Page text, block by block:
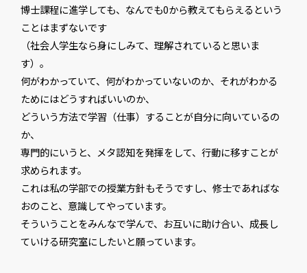
博士課程に進学しても、なんでも0から教えてもらえるという
ことはまずないです
（社会人学生なら身にしみて、理解されていると思いま
す）。
何がわかっていて、何がわかっていないのか、それがわかる
ためにはどうすればいいのか、
どういう方法で学習（仕事）することが自分に向いているの
か、
専門的にいうと、メタ認知を発揮をして、行動に移すことが
求められます。
これは私の学部での授業方針もそうですし、修士であればな
おのこと、意識してやっています。
そういうことをみんなで学んで、お互いに助け合い、成長し
ていける研究室にしたいと願っています。